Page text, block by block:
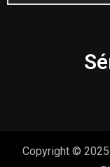
Copyright ©